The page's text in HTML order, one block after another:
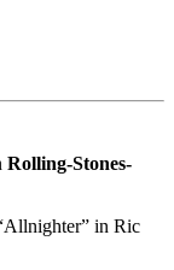
Rolling-Stones-
in Ric